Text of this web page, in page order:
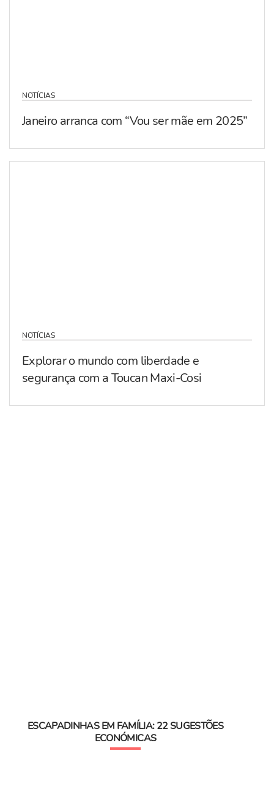
NOTÍCIAS
Janeiro arranca com “Vou ser mãe em 2025”
NOTÍCIAS
Explorar o mundo com liberdade e
segurança com a Toucan Maxi-Cosi
ESCAPADINHAS EM FAMÍLIA: 22 SUGESTÕES
ECONÓMICAS